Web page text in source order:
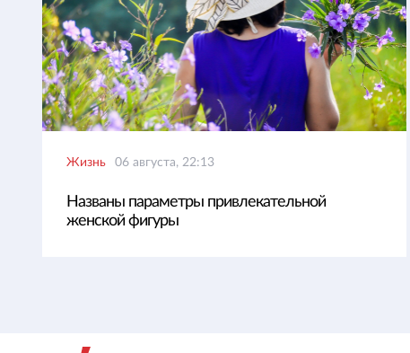
Жизнь 06 августа, 22:13
Названы параметры привлекательной
женской фигуры